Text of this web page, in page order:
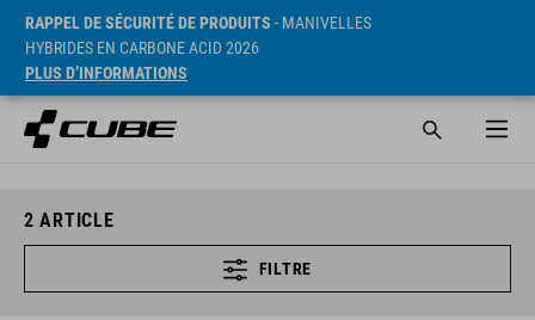
RAPPEL DE SÉCURITÉ DE PRODUITS - MANIVELLES
HYBRIDES EN CARBONE ACID 2026
PLUS D’INFORMATIONS
2 ARTICLE
FILTRE